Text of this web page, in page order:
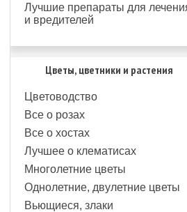
Лучшие препараты для
и вредителей
Цветы, цветники и растения
Цветоводство
Все о розах
Все о хостах
Лучшее о клематисах
Многолетние цветы
Однолетние, двулетние цветы
Вьющиеся, злаки